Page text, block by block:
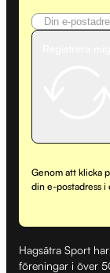
Genom att klicka
din e-postadress
Hagsätra Sport
föreningar i över